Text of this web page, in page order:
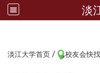
淡
淡江大学首页 / 校友会快找